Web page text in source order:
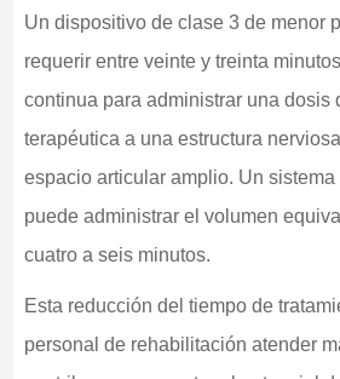
Un dispositivo de clase 3 de menor
requerir entre veinte y treinta
continua para administrar una dosis
terapéutica a una estructura
espacio articular amplio. Un
puede administrar el volumen
cuatro a seis minutos.
Esta reducción del tiempo de
personal de rehabilitación atender